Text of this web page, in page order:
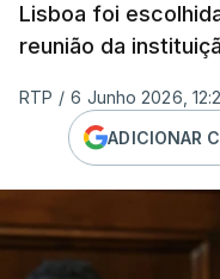
Lisboa foi
reunião da
RTP / 6 Junho 2026,
ADICIONAR